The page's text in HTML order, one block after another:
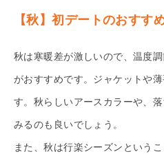
【秋】初デートのおすす
秋は寒暖差が激しいので、温度
がおすすめです。ジャケットや
す。秋らしいアースカラーや、
みるのも良いでしょう。
また、秋は行楽シーズンという